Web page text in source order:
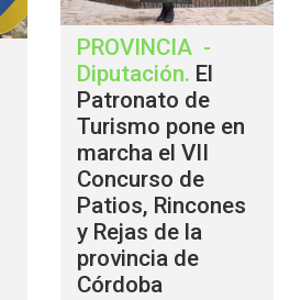
PROVINCIA -
Diputación. El
Patronato de
Turismo pone en
marcha el VII
Concurso de
Patios, Rincones
y Rejas de la
provincia de
Córdoba